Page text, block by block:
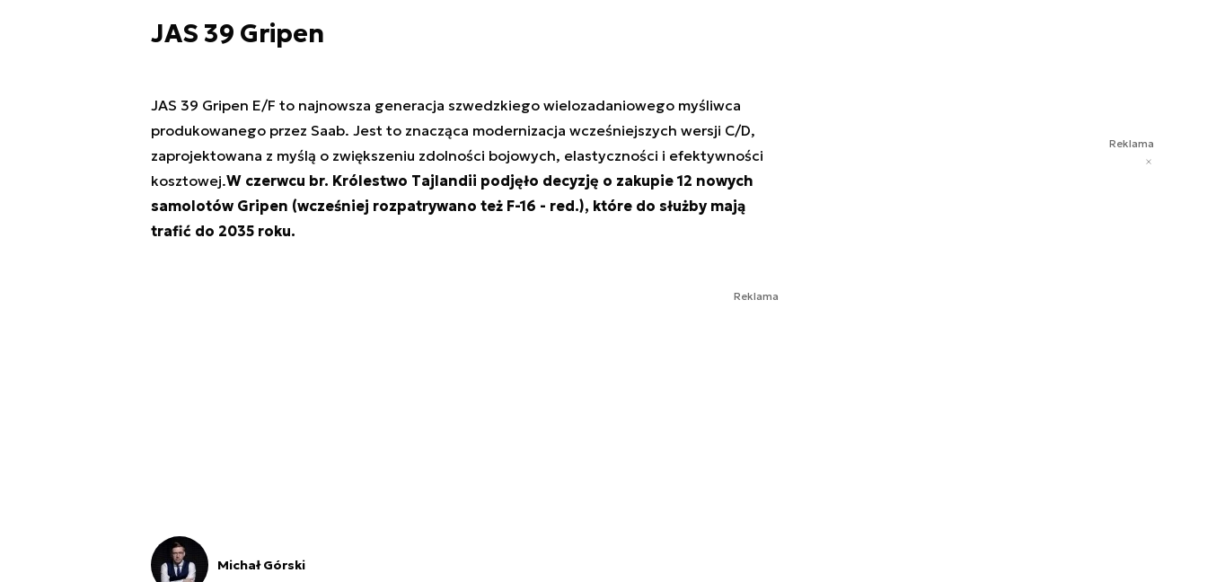
JAS 39 Gripen
JAS 39 Gripen E/F to najnowsza generacja szwedzkiego wielozadaniowego myśliwca
produkowanego przez Saab. Jest to znacząca modernizacja wcześniejszych wersji C/D,
zaprojektowana z myślą o zwiększeniu zdolności bojowych, elastyczności i efektywności
kosztowej.W czerwcu br. Królestwo Tajlandii podjęło decyzję o zakupie 12 nowych
samolotów Gripen (wcześniej rozpatrywano też F-16 - red.), które do służby mają
trafić do 2035 roku.
Reklama
Michał Górski
Reklama